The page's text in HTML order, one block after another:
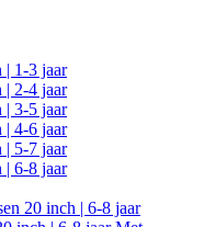
| 1-3 jaar
| 2-4 jaar
| 3-5 jaar
| 4-6 jaar
| 5-7 jaar
| 6-8 jaar
20 inch | 6-8 jaar